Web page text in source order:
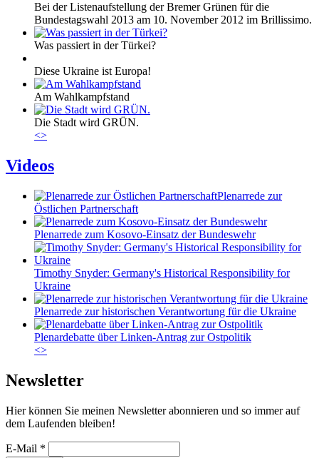
Bei der Listenaufstellung der Bremer Grünen für die
Bundestagswahl 2013 am 10. November 2012 im Brillissimo.
Was passiert in der Türkei?
Diese Ukraine ist Europa!
Am Wahlkampfstand
Die Stadt wird GRÜN.
<>
Videos
Plenarrede zur
Östlichen Partnerschaft
Plenarrede zum Kosovo-Einsatz der Bundeswehr
Timothy Snyder: Germany's Historical Responsibility for
Ukraine
Plenarrede zur historischen Verantwortung für die Ukraine
Plenardebatte über Linken-Antrag zur Ostpolitik
<>
Newsletter
Hier können Sie meinen Newsletter abonnieren und so immer auf
dem Laufenden bleiben!
E-Mail *